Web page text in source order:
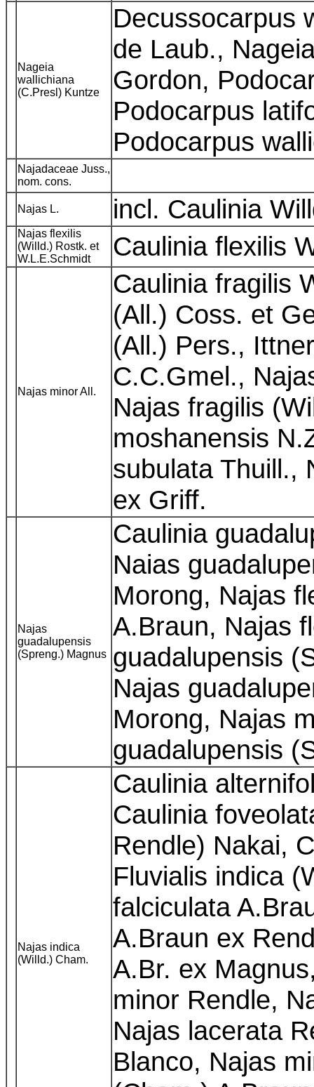
Nageia
wallichiana
(C.Presl) Kuntze
Decussocarpus
de Laub.,
Gordon,
Podocarpus
Podocarpus
Najadaceae Juss.,
nom. cons.
Najas L. incl. Caulinia
Najas flexilis
(Willd.) Rostk. et
W.L.E.Schmidt
Caulinia flexilis
Najas minor All.
Caulinia fragilis
(All.) Coss. et
(All.) Pers.,
C.C.Gmel.,
Najas fragilis
moshanensis
subulata Thuill.,
ex Griff.
Najas
guadalupensis
(Spreng.) Magnus
Caulinia
Naias
Morong, Najas
A.Braun, Najas
guadalupensis
Najas
Morong, Najas
guadalupensis
Najas indica
(Willd.) Cham.
Caulinia
Caulinia
Rendle) Nakai,
Fluvialis indica
falciculata
A.Braun ex
A.Br. ex
minor Rendle,
Najas lacerata
Blanco, Najas